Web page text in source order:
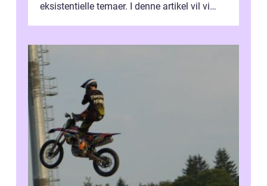
eksistentielle temaer. I denne artikel vil vi